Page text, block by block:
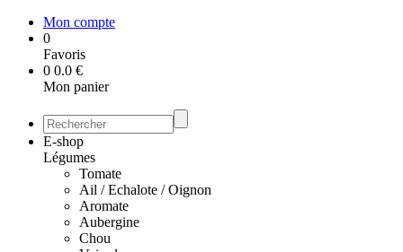
Mon compte
0
Favoris
0 0.0 €
Mon panier
E-shop
Légumes
Tomate
Ail / Echalote / Oignon
Aromate
Aubergine
Chou